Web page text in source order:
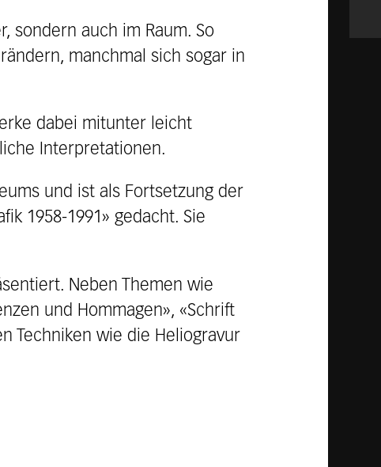
sondern auch im Raum. So
manchmal sich sogar in
dabei mitunter leicht
Interpretationen.
und ist als Fortsetzung der
1958-1991» gedacht. Sie
Neben Themen wie
und Hommagen», «Schrift
Techniken wie die Heliogravur